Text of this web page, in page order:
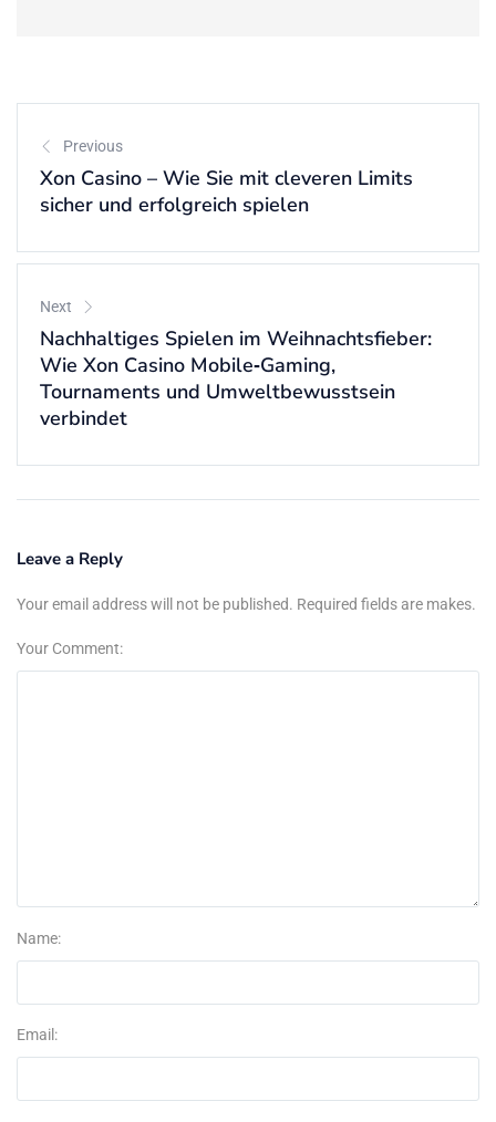
Previous
Xon Casino – Wie Sie mit cleveren Limits
sicher und erfolgreich spielen
Next
Nachhaltiges Spielen im Weihnachtsfieber:
Wie Xon Casino Mobile‑Gaming,
Tournaments und Umweltbewusstsein
verbindet
Leave a Reply
Your email address will not be published. Required fields are makes.
Your Comment:
Name:
Email: